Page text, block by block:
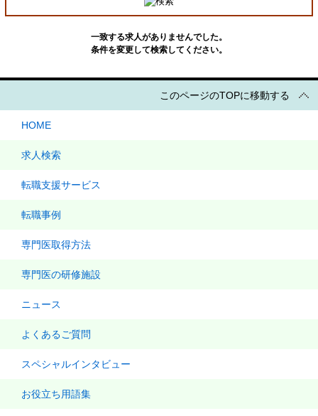
一致する求人がありませんでした。
条件を変更して検索してください。
このページのTOPに移動する
HOME
求人検索
転職支援サービス
転職事例
専門医取得方法
専門医の研修施設
ニュース
よくあるご質問
スペシャルインタビュー
お役立ち用語集